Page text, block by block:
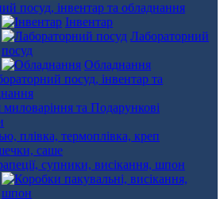
посуд, інвентар та обладнання
Інвентар
Лабораторний
посуд
Обладнання
та Подарункові
плівка, термоплівка, креп
саше
супники, висікання, шпон